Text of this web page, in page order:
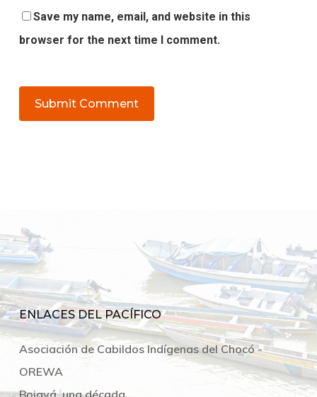
Save my name, email, and website in this
browser for the next time I comment.
ENLACES DEL PACÍFICO
Asociación de Cabildos Indígenas del Chocó -
OREWA
Bojayá, una década